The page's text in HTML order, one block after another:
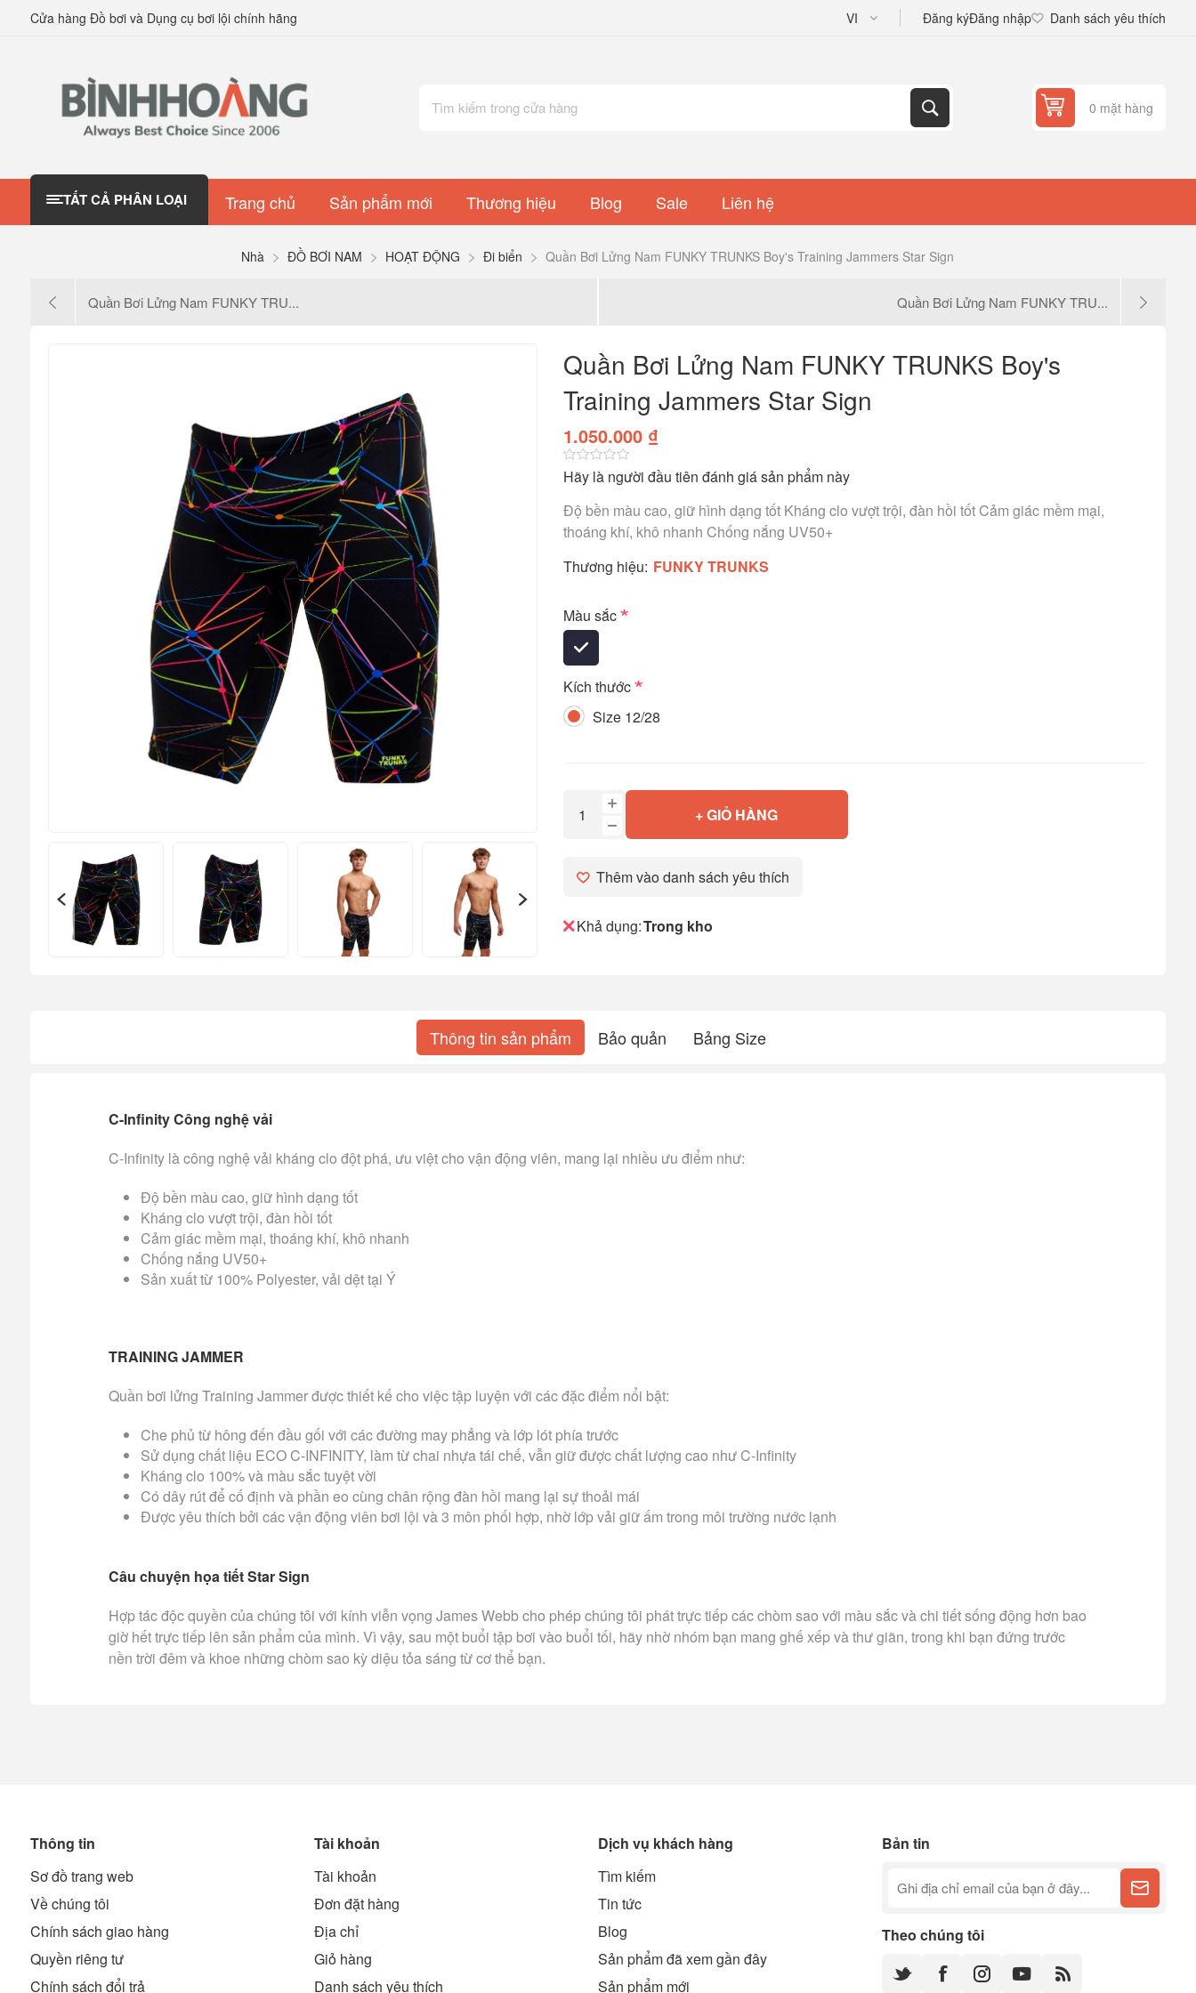
Cửa hàng Đồ bơi và Dụng cụ bơi lội chính hãng Đăng kýĐăng nhập Danh sách yêu thích
0 mặt hàng
TẤT CẢ PHÂN LOẠI Trang chủ Sản phẩm mới Thương hiệu Blog Sale Liên hệ
Nhà ĐỒ BƠI NAM HOẠT ĐỘNG Đi biển Quần Bơi Lửng Nam FUNKY TRUNKS Boy's Training Jammers Star Sign
Quần Bơi Lửng Nam FUNKY TRU... Quần Bơi Lửng Nam FUNKY TRU...
Quần Bơi Lửng Nam FUNKY TRUNKS Boy's
Training Jammers Star Sign
1.050.000 ₫
Hãy là người đầu tiên đánh giá sản phẩm này
Độ bền màu cao, giữ hình dạng tốt Kháng clo vượt trội, đàn hồi tốt Cảm giác mềm mại,
thoáng khí, khô nhanh Chống nắng UV50+
Thương hiệu: FUNKY TRUNKS
Màu sắc*
Kích thước*
Size 12/28
+ GIỎ HÀNG
Thêm vào danh sách yêu thích
Khả dụng:Trong kho
Thông tin sản phẩm Bảo quản Bảng Size
C-Infinity Công nghệ vải
C-Infinity là công nghệ vải kháng clo đột phá, ưu việt cho vận động viên, mang lại nhiều ưu điểm như:
Độ bền màu cao, giữ hình dạng tốt
Kháng clo vượt trội, đàn hồi tốt
Cảm giác mềm mại, thoáng khí, khô nhanh
Chống nắng UV50+
Sản xuất từ 100% Polyester, vải dệt tại Ý
TRAINING JAMMER
Quần bơi lửng Training Jammer được thiết kế cho việc tập luyện với các đặc điểm nổi bật:
Che phủ từ hông đến đầu gối với các đường may phẳng và lớp lót phía trước
Sử dụng chất liệu ECO C-INFINITY, làm từ chai nhựa tái chế, vẫn giữ được chất lượng cao như C-Infinity
Kháng clo 100% và màu sắc tuyệt vời
Có dây rút để cố định và phần eo cùng chân rộng đàn hồi mang lại sự thoải mái
Được yêu thích bởi các vận động viên bơi lội và 3 môn phối hợp, nhờ lớp vải giữ ấm trong môi trường nước lạnh
Câu chuyện họa tiết Star Sign
Hợp tác độc quyền của chúng tôi với kính viễn vọng James Webb cho phép chúng tôi phát trực tiếp các chòm sao với màu sắc và chi tiết sống động hơn bao
giờ hết trực tiếp lên sản phẩm của mình. Vì vậy, sau một buổi tập bơi vào buổi tối, hãy nhờ nhóm bạn mang ghế xếp và thư giãn, trong khi bạn đứng trước
nền trời đêm và khoe những chòm sao kỳ diệu tỏa sáng từ cơ thể bạn.
Thông tin
Sơ đồ trang web
Về chúng tôi
Chính sách giao hàng
Quyền riêng tư
Chính sách đổi trả
Tài khoản
Tài khoản
Đơn đặt hàng
Địa chỉ
Giỏ hàng
Danh sách yêu thích
Dịch vụ khách hàng
Tìm kiếm
Tin tức
Blog
Sản phẩm đã xem gần đây
Sản phẩm mới
Bản tin
Theo chúng tôi